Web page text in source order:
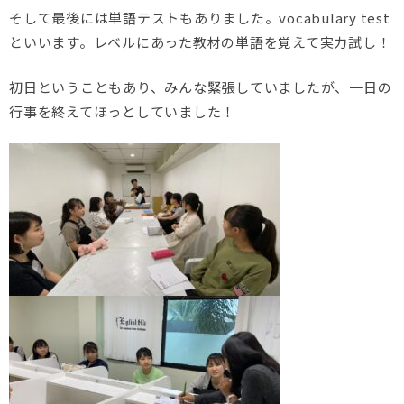
そして最後には単語テストもありました。vocabulary test
といいます。レベルにあった教材の単語を覚えて実力試し！
初日ということもあり、みんな緊張していましたが、一日の
行事を終えてほっとしていました！